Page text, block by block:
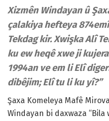
Xizmên Windayan û
çalakiya hefteya
Tekdag kir. Xwişka Alî
ku ew heqê xwe ji
1994an ve em li Elî
dibêjim; Elî tu li ku yî?”
Şaxa Komeleya Mafê
Windayan bi daxwaza